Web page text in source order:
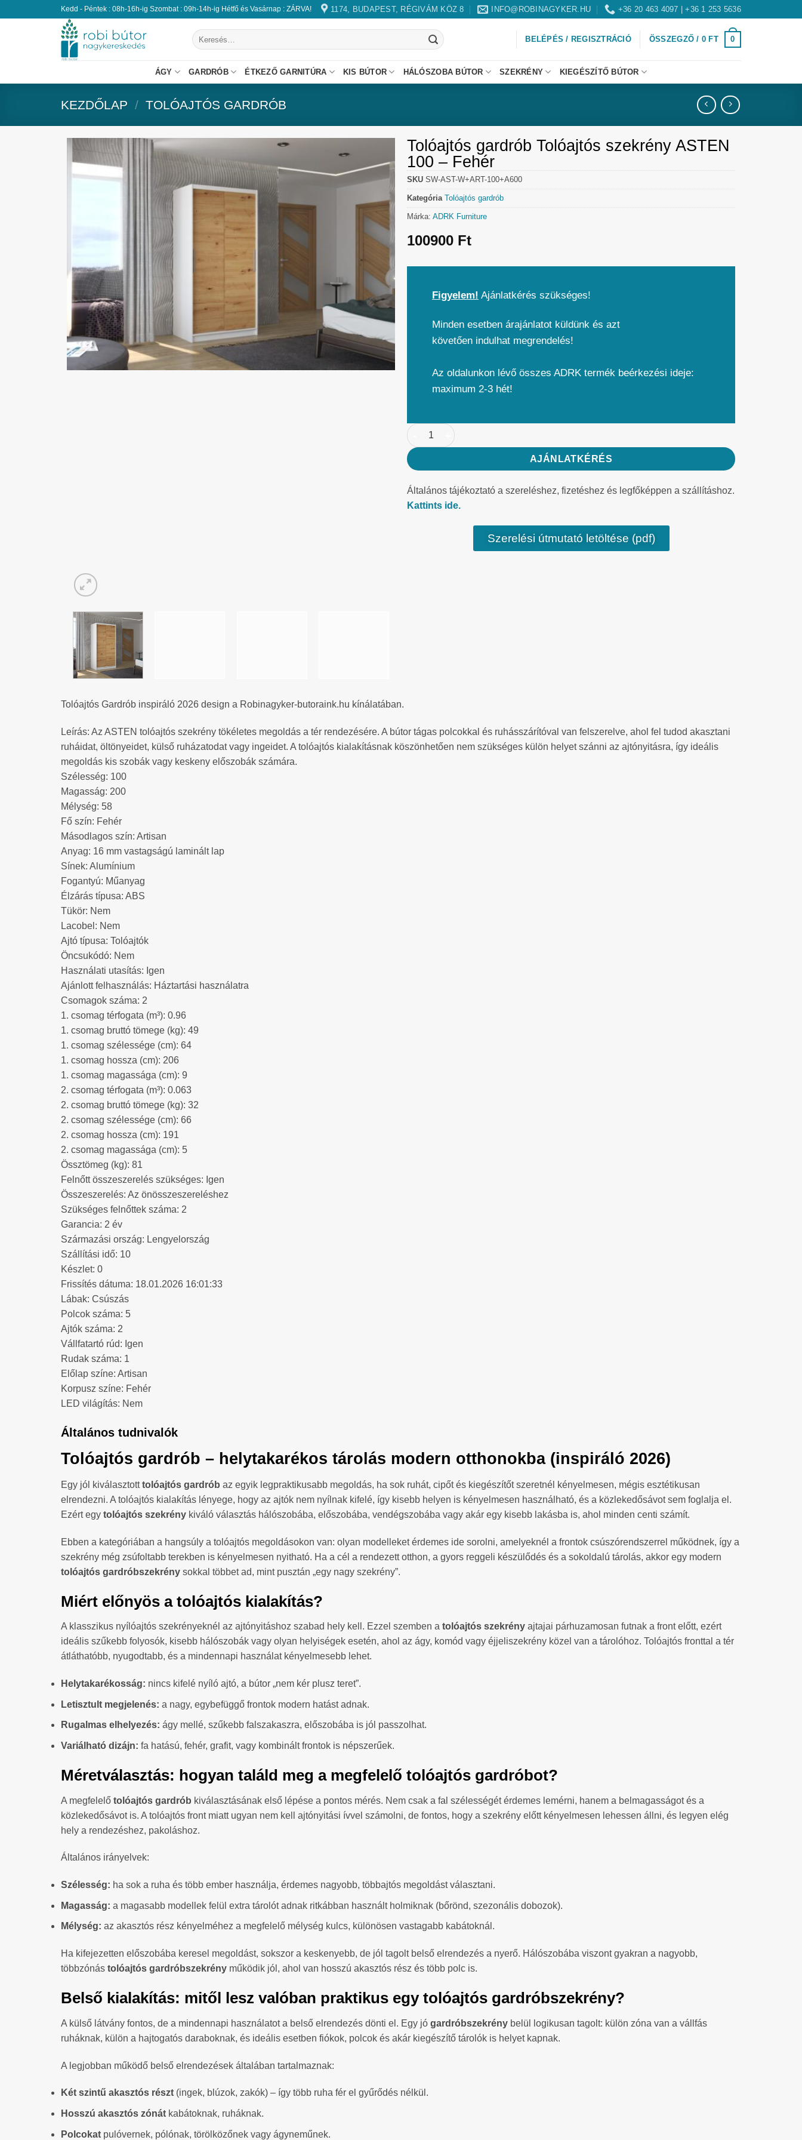
Kedd - Péntek : 08h-16h-ig Szombat : 09h-14h-ig Hétfő és Vasárnap : ZÁRVA! 1174, BUDAPEST, RÉGIVÁM KÖZ 8 INFO@ROBINAGYKER.HU +36 20 463 4097 | +36 1 253 5636
BELÉPÉS / REGISZTRÁCIÓ ÖSSZEGZŐ / 0 FT 0
ÁGY GARDRÓB ÉTKEZŐ GARNITÚRA KIS BÚTOR HÁLÓSZOBA BÚTOR SZEKRÉNY KIEGÉSZÍTŐ BÚTOR
KEZDŐLAP / TOLÓAJTÓS GARDRÓB
Tolóajtós gardrób Tolóajtós szekrény ASTEN
100 – Fehér
SKU SW-AST-W+ART-100+A600
Kategória Tolóajtós gardrób
Márka: ADRK Furniture
100900 Ft
Figyelem! Ajánlatkérés szükséges!
Minden esetben árajánlatot küldünk és azt
követően indulhat megrendelés!
Az oldalunkon lévő összes ADRK termék beérkezési ideje:
maximum 2-3 hét!
AJÁNLATKÉRÉS
Általános tájékoztató a szereléshez, fizetéshez és legfőképpen a szállításhoz.
Kattints ide.
Szerelési útmutató letöltése (pdf)
Tolóajtós Gardrób inspiráló 2026 design a Robinagyker-butoraink.hu kínálatában.
Leírás: Az ASTEN tolóajtós szekrény tökéletes megoldás a tér rendezésére. A bútor tágas polcokkal és ruhásszárítóval van felszerelve, ahol fel tudod akasztani
ruháidat, öltönyeidet, külső ruházatodat vagy ingeidet. A tolóajtós kialakításnak köszönhetően nem szükséges külön helyet szánni az ajtónyitásra, így ideális
megoldás kis szobák vagy keskeny előszobák számára.
Szélesség: 100
Magasság: 200
Mélység: 58
Fő szín: Fehér
Másodlagos szín: Artisan
Anyag: 16 mm vastagságú laminált lap
Sínek: Alumínium
Fogantyú: Műanyag
Élzárás típusa: ABS
Tükör: Nem
Lacobel: Nem
Ajtó típusa: Tolóajtók
Öncsukódó: Nem
Használati utasítás: Igen
Ajánlott felhasználás: Háztartási használatra
Csomagok száma: 2
1. csomag térfogata (m³): 0.96
1. csomag bruttó tömege (kg): 49
1. csomag szélessége (cm): 64
1. csomag hossza (cm): 206
1. csomag magassága (cm): 9
2. csomag térfogata (m³): 0.063
2. csomag bruttó tömege (kg): 32
2. csomag szélessége (cm): 66
2. csomag hossza (cm): 191
2. csomag magassága (cm): 5
Össztömeg (kg): 81
Felnőtt összeszerelés szükséges: Igen
Összeszerelés: Az önösszeszereléshez
Szükséges felnőttek száma: 2
Garancia: 2 év
Származási ország: Lengyelország
Szállítási idő: 10
Készlet: 0
Frissítés dátuma: 18.01.2026 16:01:33
Lábak: Csúszás
Polcok száma: 5
Ajtók száma: 2
Vállfatartó rúd: Igen
Rudak száma: 1
Előlap színe: Artisan
Korpusz színe: Fehér
LED világítás: Nem
Általános tudnivalók
Tolóajtós gardrób – helytakarékos tárolás modern otthonokba (inspiráló 2026)
Egy jól kiválasztotttolóajtós gardrób az egyik legpraktikusabb megoldás, ha sok ruhát, cipőt és kiegészítőt szeretnél kényelmesen, mégis esztétikusan
elrendezni. A tolóajtós kialakítás lényege, hogy az ajtók nem nyílnak kifelé, így kisebb helyen is kényelmesen használható, és a közlekedősávot sem foglalja el.
Ezért egy tolóajtós szekrény kiváló választás hálószobába, előszobába, vendégszobába vagy akár egy kisebb lakásba is, ahol minden centi számít.
Ebben a kategóriában a hangsúly a tolóajtós megoldásokon van: olyan modelleket érdemes ide sorolni, amelyeknél a frontok csúszórendszerrel működnek, így a
szekrény még zsúfoltabb terekben is kényelmesen nyitható. Ha a cél a rendezett otthon, a gyors reggeli készülődés és a sokoldalú tárolás, akkor egy modern
tolóajtós gardróbszekrény sokkal többet ad, mint pusztán „egy nagy szekrény”.
Miért előnyös a tolóajtós kialakítás?
A klasszikus nyílóajtós szekrényeknél az ajtónyitáshoz szabad hely kell. Ezzel szemben a tolóajtós szekrény ajtajai párhuzamosan futnak a front előtt, ezért
ideális szűkebb folyosók, kisebb hálószobák vagy olyan helyiségek esetén, ahol az ágy, komód vagy éjjeliszekrény közel van a tárolóhoz. Tolóajtós fronttal a tér
átláthatóbb, nyugodtabb, és a mindennapi használat kényelmesebb lehet.
Helytakarékosság: nincs kifelé nyíló ajtó, a bútor „nem kér plusz teret”.
Letisztult megjelenés: a nagy, egybefüggő frontok modern hatást adnak.
Rugalmas elhelyezés: ágy mellé, szűkebb falszakaszra, előszobába is jól passzolhat.
Variálható dizájn: fa hatású, fehér, grafit, vagy kombinált frontok is népszerűek.
Méretválasztás: hogyan találd meg a megfelelő tolóajtós gardróbot?
A megfelelő tolóajtós gardrób kiválasztásának első lépése a pontos mérés. Nem csak a fal szélességét érdemes lemérni, hanem a belmagasságot és a
közlekedősávot is. A tolóajtós front miatt ugyan nem kell ajtónyitási ívvel számolni, de fontos, hogy a szekrény előtt kényelmesen lehessen állni, és legyen elég
hely a rendezéshez, pakoláshoz.
Általános irányelvek:
Szélesség: ha sok a ruha és több ember használja, érdemes nagyobb, többajtós megoldást választani.
Magasság: a magasabb modellek felül extra tárolót adnak ritkábban használt holmiknak (bőrönd, szezonális dobozok).
Mélység: az akasztós rész kényelméhez a megfelelő mélység kulcs, különösen vastagabb kabátoknál.
Ha kifejezetten előszobába keresel megoldást, sokszor a keskenyebb, de jól tagolt belső elrendezés a nyerő. Hálószobába viszont gyakran a nagyobb,
többzónás tolóajtós gardróbszekrény működik jól, ahol van hosszú akasztós rész és több polc is.
Belső kialakítás: mitől lesz valóban praktikus egy tolóajtós gardróbszekrény?
A külső látvány fontos, de a mindennapi használatot a belső elrendezés dönti el. Egy jó gardróbszekrény belül logikusan tagolt: külön zóna van a vállfás
ruháknak, külön a hajtogatós daraboknak, és ideális esetben fiókok, polcok és akár kiegészítő tárolók is helyet kapnak.
A legjobban működő belső elrendezések általában tartalmaznak:
Két szintű akasztós részt (ingek, blúzok, zakók) – így több ruha fér el gyűrődés nélkül.
Hosszú akasztós zónát kabátoknak, ruháknak.
Polcokat pulóvernek, pólónak, törölközőnek vagy ágyneműnek.